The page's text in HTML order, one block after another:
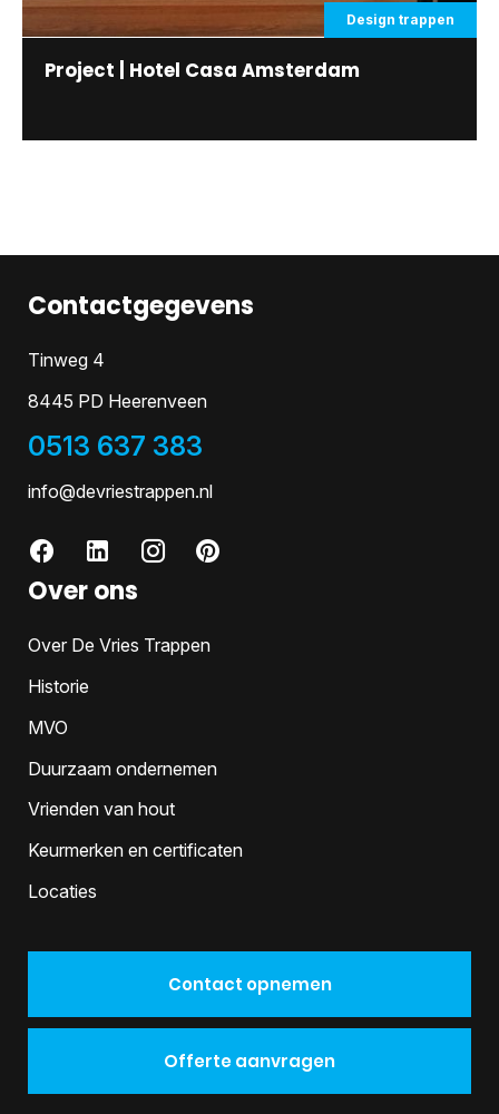
Design trappen
Project | Hotel Casa Amsterdam
Over ons
Over De Vries Trappen
Historie
MVO
Duurzaam ondernemen
Vrienden van hout
Keurmerken en certificaten
Locaties
Contactgegevens
Tinweg 4
8445 PD Heerenveen
0513 637 383
info@devriestrappen.nl
Contact opnemen
Offerte aanvragen